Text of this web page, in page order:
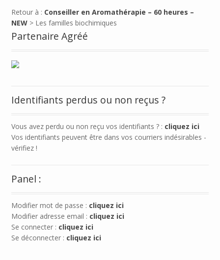
Retour à : Conseiller en Aromathérapie – 60 heures –
NEW> Les familles biochimiques
Partenaire Agréé
Identifiants perdus ou non reçus ?
Vous avez perdu ou non reçu vos identifiants ? : cliquez ici
Vos identifiants peuvent être dans vos courriers indésirables -
vérifiez !
Panel :
Modifier mot de passe : cliquez ici
Modifier adresse email : cliquez ici
Se connecter : cliquez ici
Se déconnecter : cliquez ici